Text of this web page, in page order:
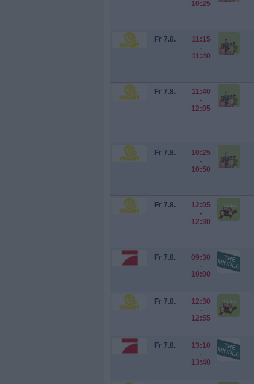
10:25
Fr 7.8.
11:15
-
11:40
Fr 7.8.
11:40
-
12:05
Fr 7.8.
10:25
-
10:50
Fr 7.8.
12:05
-
12:30
Fr 7.8.
09:30
-
10:00
Fr 7.8.
12:30
-
12:55
Fr 7.8.
13:10
-
13:40